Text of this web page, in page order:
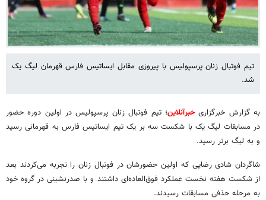
تیم فوتبال زنان پرسپولیس با پیروزی مقابل ایساتیس فارس قهرمان لیگ یک
شد.
به گزارش خبرگزاریخبرآنلاین؛ تیم فوتبال زنان پرسپولیس در اولین دوره حضور
در مسابقات لیگ یک با شکست سه بر یک تیم ایساتیس فارس به قهرمانی رسید
و به لیگ برتر رسید.
شاگردان شادی رضایی که اولین حضورشان در فوتبال زنان را تجربه می‌کردند بعد
از شکست هفته نخست عملکرد فوق‌العاده‌ای داشتند و با صدرنشینی در گروه خود
به مرحله حذفی مسابقات رسیدند.